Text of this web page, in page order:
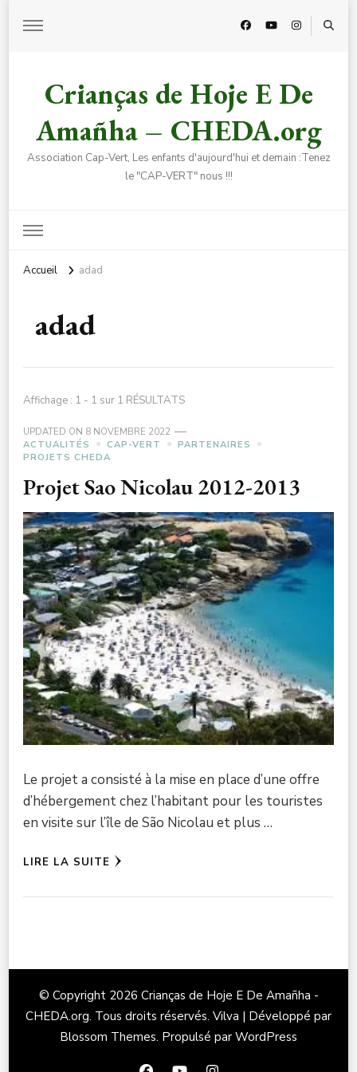
Crianças de Hoje E De
Amañha – CHEDA.org
Association Cap-Vert, Les enfants d'aujourd'hui et demain :Tenez
le "CAP-VERT" nous !!!
Accueil adad
adad
Affichage : 1 - 1 sur 1 RÉSULTATS
UPDATED ON 8 NOVEMBRE 2022
ACTUALITÉS
CAP-VERT
PARTENAIRES
PROJETS CHEDA
Projet Sao Nicolau 2012-2013
Le projet a consisté à la mise en place d’une offre
d’hébergement chez l’habitant pour les touristes
en visite sur l’île de São Nicolau et plus …
LIRE LA SUITE
© Copyright 2026 Crianças de Hoje E De Amañha -
CHEDA.org. Tous droits réservés. Vilva | Développé par
Blossom Themes. Propulsé par WordPress